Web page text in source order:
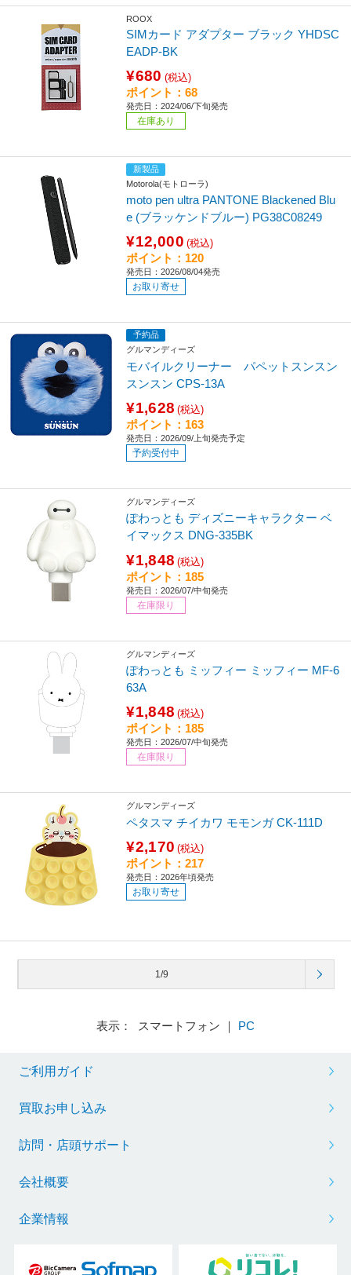
ROOX
SIMカード アダプター ブラック YHDSC
EADP-BK
¥680 (税込)
ポイント：68
発売日：2024/06/下旬発売
在庫あり
新製品
Motorola(モトローラ)
moto pen ultra PANTONE Blackened Blu
e (ブラッケンドブルー) PG38C08249
¥12,000 (税込)
ポイント：120
発売日：2026/08/04発売
お取り寄せ
予約品
グルマンディーズ
モバイルクリーナー パペットスンスン
スンスン CPS-13A
¥1,628 (税込)
ポイント：163
発売日：2026/09/上旬発売予定
予約受付中
グルマンディーズ
ぽわっとも ディズニーキャラクター ベ
イマックス DNG-335BK
¥1,848 (税込)
ポイント：185
発売日：2026/07/中旬発売
在庫限り
グルマンディーズ
ぽわっとも ミッフィー ミッフィー MF-6
63A
¥1,848 (税込)
ポイント：185
発売日：2026/07/中旬発売
在庫限り
グルマンディーズ
ペタスマ チイカワ モモンガ CK-111D
¥2,170 (税込)
ポイント：217
発売日：2026年頃発売
お取り寄せ
1/9
表示： スマートフォン ｜ PC
ご利用ガイド
買取お申し込み
訪問・店頭サポート
会社概要
企業情報